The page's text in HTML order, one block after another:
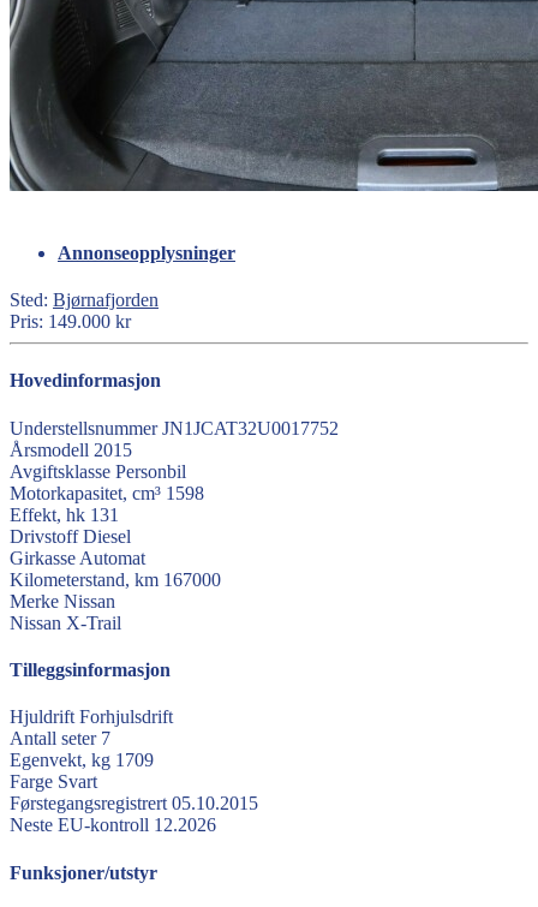
Annonseopplysninger
Sted: Bjørnafjorden
Pris: 149.000 kr
Hovedinformasjon
Understellsnummer JN1JCAT32U0017752
Årsmodell 2015
Avgiftsklasse Personbil
Motorkapasitet, cm³ 1598
Effekt, hk 131
Drivstoff Diesel
Girkasse Automat
Kilometerstand, km 167000
Merke Nissan
Nissan X-Trail
Tilleggsinformasjon
Hjuldrift Forhjulsdrift
Antall seter 7
Egenvekt, kg 1709
Farge Svart
Førstegangsregistrert 05.10.2015
Neste EU-kontroll 12.2026
Funksjoner/utstyr